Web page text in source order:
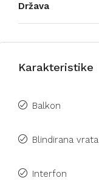
Država
Karakteristike
Balkon
Blindirana vrata
Interfon